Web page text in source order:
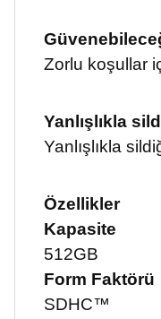
Zorlu koşullar
Yanlışlıkla
Yanlışlıkla
Özellikler
Kapasite
512GB
Form Faktörü
SDHC™